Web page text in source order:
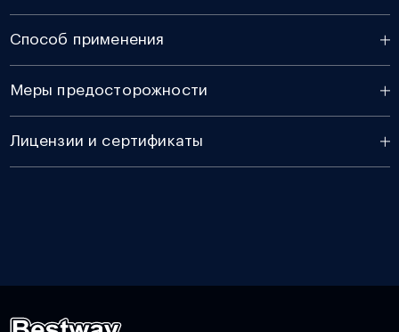
Способ применения
Меры предосторожности
Лицензии и сертификаты